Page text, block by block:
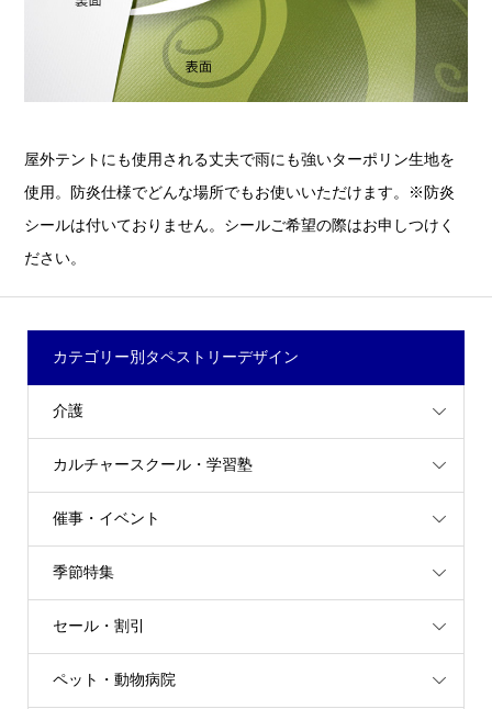
屋外テントにも使用される丈夫で雨にも強いターポリン生地を
使用。防炎仕様でどんな場所でもお使いいただけます。※防炎
シールは付いておりません。シールご希望の際はお申しつけく
ださい。
カテゴリー別タペストリーデザイン
介護
カルチャースクール・学習塾
催事・イベント
季節特集
セール・割引
ペット・動物病院